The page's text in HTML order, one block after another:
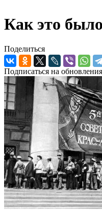
Как это
Поделиться
Подписаться на обновления